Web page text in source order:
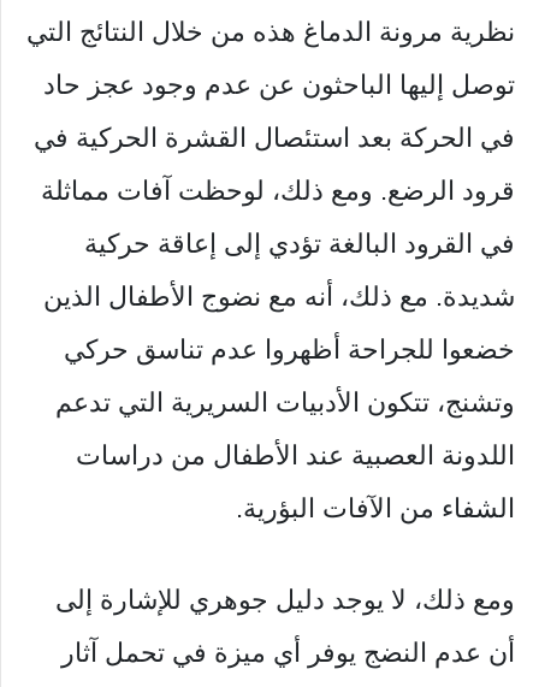
نظرية مرونة الدماغ هذه من خلال النتائج التي
توصل إليها الباحثون عن عدم وجود عجز حاد
في الحركة بعد استئصال القشرة الحركية في
قرود الرضع. ومع ذلك، لوحظت آفات مماثلة
في القرود البالغة تؤدي إلى إعاقة حركية
شديدة. مع ذلك، أنه مع نضوج الأطفال الذين
خضعوا للجراحة أظهروا عدم تناسق حركي
وتشنج، تتكون الأدبيات السريرية التي تدعم
اللدونة العصبية عند الأطفال من دراسات
الشفاء من الآفات البؤرية.
ومع ذلك، لا يوجد دليل جوهري للإشارة إلى
أن عدم النضج يوفر أي ميزة في تحمل آثار